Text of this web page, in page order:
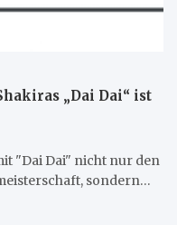
„Dai Dai“ ist
"Dai Dai" nicht nur den
sondern…